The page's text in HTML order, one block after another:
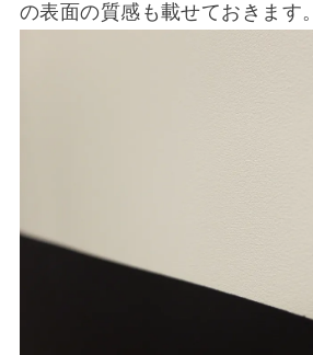
の表面の質感も載せておきます。